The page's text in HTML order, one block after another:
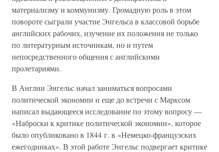
материализму и коммунизму. Громадную роль в этом
повороте сыграли участие Энгельса в классовой борьбе
английских рабочих, изучение их положения не только
по литературным источникам, но и путем
непосредственного общения с английскими
пролетариями.
В Англии Энгельс начал заниматься вопросами
политической экономии и еще до встречи с Марксом
написал выдающееся исследование по этому вопросу —
«Наброски к критике политической экономии», которое
было опубликовано в 1844 г. в «Немецко-французских
ежегодниках». В этой работе Энгельс подвергает критике